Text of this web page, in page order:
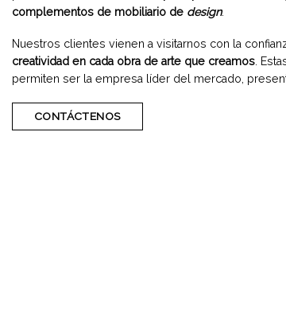
complementos de mobiliario de design.
Nuestros clientes vienen a visitarnos con la
creatividad en cada obra de arte que creamos.
permiten ser la empresa líder del mercado,
CONTÁCTENOS